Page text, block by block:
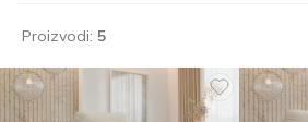
Besplatan povrat unutar
Proizvodi: 5